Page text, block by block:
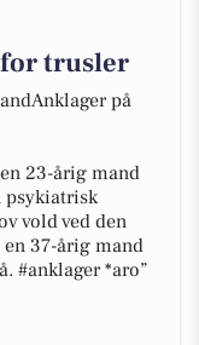
trusler
på
23-årig mand
psykiatrisk
vold ved den
en 37-årig mand
#anklager *aro”